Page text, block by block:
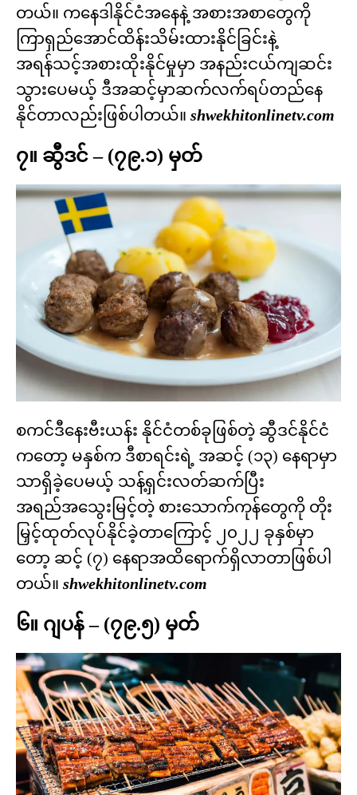
တယ်။ ကနေဒါနိုင်ငံအနေနဲ့ အစားအစာတွေကို
ကြာရှည်အောင်ထိန်းသိမ်းထားနိုင်ခြင်းနဲ့
အရန်သင့်အစားထိုးနိုင်မှုမှာ အနည်းငယ်ကျဆင်း
သွားပေမယ့် ဒီအဆင့်မှာဆက်လက်ရပ်တည်နေ
နိုင်တာလည်းဖြစ်ပါတယ်။ shwekhitonlinetv.com
၇။ ဆွီဒင် – (၇၉.၁) မှတ်
စကင်ဒီနေးဗီးယန်း နိုင်ငံတစ်ခုဖြစ်တဲ့ ဆွီဒင်နိုင်ငံ
ကတော့ မနှစ်က ဒီစာရင်းရဲ့ အဆင့် (၁၃) နေရာမှာ
သာရှိခဲ့ပေမယ့် သန့်ရှင်းလတ်ဆက်ပြီး
အရည်အသွေးမြင့်တဲ့ စားသောက်ကုန်တွေကို တိုး
မြှင့်ထုတ်လုပ်နိုင်ခဲ့တာကြောင့် ၂၀၂၂ ခုနှစ်မှာ
တော့ ဆင့် (၇) နေရာအထိရောက်ရှိလာတာဖြစ်ပါ
တယ်။ shwekhitonlinetv.com
၆။ ဂျပန် – (၇၉.၅) မှတ်